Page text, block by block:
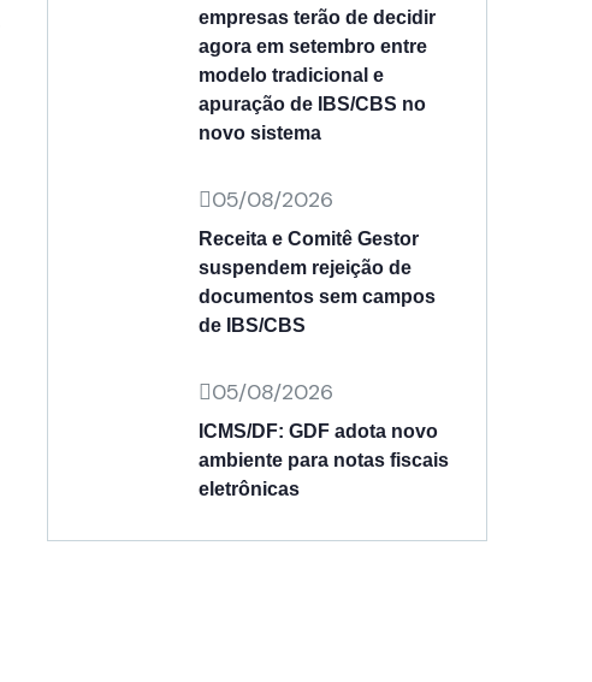
empresas terão de decidir
agora em setembro entre
modelo tradicional e
apuração de IBS/CBS no
novo sistema
05/08/2026
Receita e Comitê Gestor
suspendem rejeição de
documentos sem campos
de IBS/CBS
05/08/2026
ICMS/DF: GDF adota novo
ambiente para notas fiscais
eletrônicas